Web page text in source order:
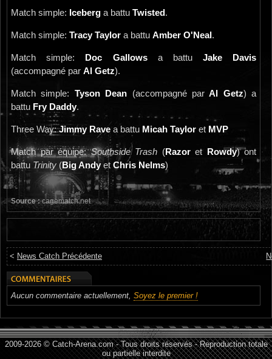
Match simple: Iceberg a battu Twisted .
Match simple: Tracy Taylor a battu Amber O'Neal .
Match simple: Doc Gallowsa battuJake Davis
(accompagné par Al Getz).
Match simple: Tyson Dean (accompagné par Al Getz) a
battu Fry Daddy.
Three Way:Jimmy Rave a battu Micah Taylor et MVP
Match par équipe:Southside Trash (Razoret Rowdy) ont
battu Trinity (Big Andyet Chris Nelms)
Source :cagematch.net
< News Catch Précédente
Aucun commentaire actuellement, Soyez le premier !
2009-2026 © Catch-Arena.com - Tous droits réservés - Reproduction totale
ou partielle interdite